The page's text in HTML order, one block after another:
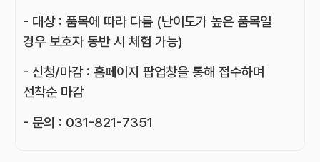
- 대상 : 품목에 따라 다름 (난이도가 높은 품목일
경우 보호자 동반 시 체험 가능)
- 신청/마감 : 홈페이지 팝업창을 통해 접수하며
선착순 마감
- 문의 : 031-821-7351